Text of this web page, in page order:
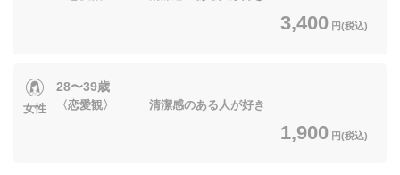
3,400 円(税込)
女性
28〜39歳
〈恋愛観〉 清潔感のある人が好き
1,900 円(税込)